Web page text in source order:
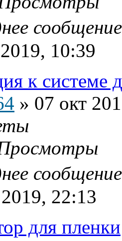
10:39
к системе
» 07 окт
22:13
для пленки